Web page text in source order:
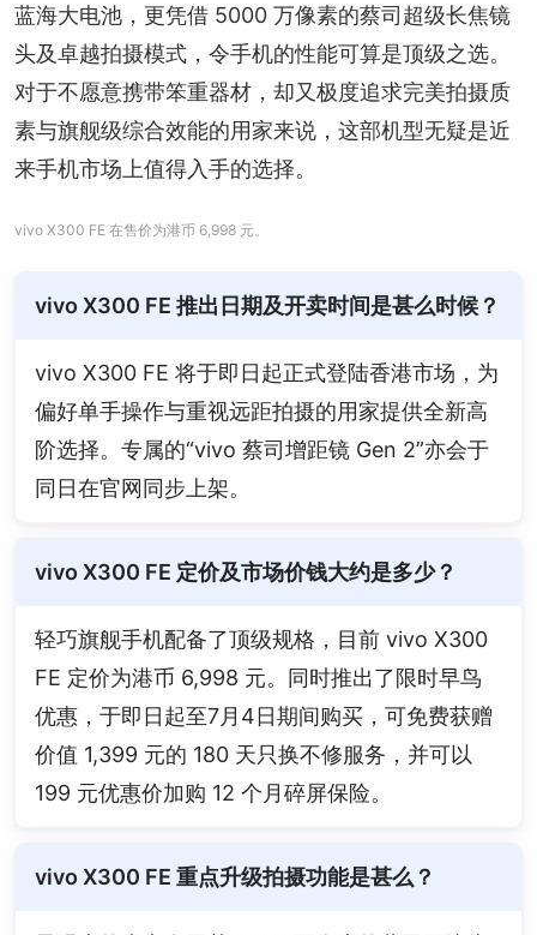
蓝海大电池，更凭借 5000 万像素的蔡司超级长焦镜
头及卓越拍摄模式，令手机的性能可算是顶级之选。
对于不愿意携带笨重器材，却又极度追求完美拍摄质
素与旗舰级综合效能的用家来说，这部机型无疑是近
来手机市场上值得入手的选择。
vivo X300 FE 在售价为港币 6,998 元。
vivo X300 FE 推出日期及开卖时间是甚么时候？
vivo X300 FE 将于即日起正式登陆香港市场，为
偏好单手操作与重视远距拍摄的用家提供全新高
阶选择。专属的“vivo 蔡司增距镜 Gen 2”亦会于
同日在官网同步上架。
vivo X300 FE 定价及市场价钱大约是多少？
轻巧旗舰手机配备了顶级规格，目前 vivo X300
FE 定价为港币 6,998 元。同时推出了限时早鸟
优惠，于即日起至7月4日期间购买，可免费获赠
价值 1,399 元的 180 天只换不修服务，并可以
199 元优惠价加购 12 个月碎屏保险。
vivo X300 FE 重点升级拍摄功能是甚么？